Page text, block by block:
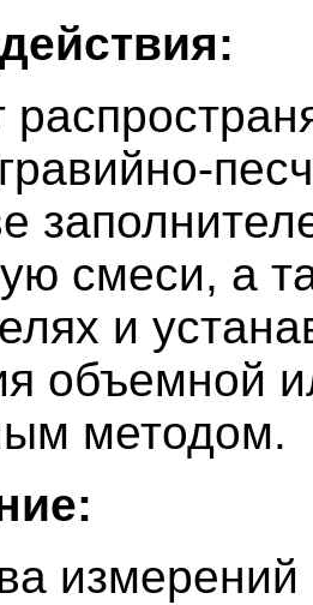
смеси, а
и
объемной
методом.
измерений